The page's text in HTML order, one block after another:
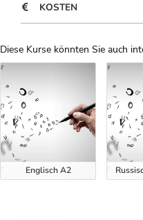
KOSTEN
Diese Kurse könnten Sie auch
Uber Weiterbildungsvorschläge
Englisch A2